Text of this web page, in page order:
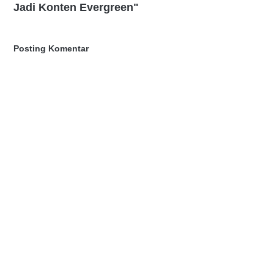
Jadi Konten Evergreen"
Posting Komentar